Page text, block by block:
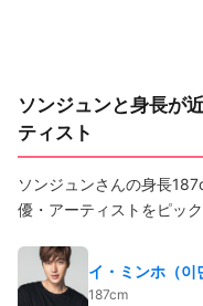
ソンジュンと身長が
ティスト
ソンジュンさんの身長
優・アーティストをピッ
イ・ミンホ（이
187cm